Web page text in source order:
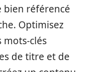
bien référencé
Optimisez
mots-clés
de titre et de